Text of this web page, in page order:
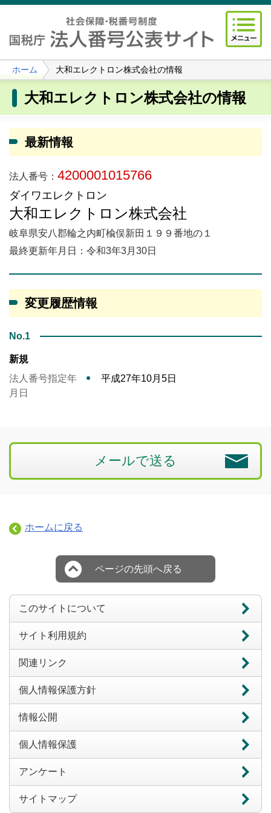
ホーム 大和エレクトロン株式会社の情報
大和エレクトロン株式会社の情報
最新情報
法人番号： 4200001015766
ダイワエレクトロン
大和エレクトロン株式会社
岐阜県安八郡輪之内町楡俣新田１９９番地の１
最終更新年月日：令和3年3月30日
変更履歴情報
No.1
新規
法人番号指定年
月日
平成27年10月5日
メールで送る
ホームに戻る
ページの先頭へ戻る
このサイトについて
サイト利用規約
関連リンク
個人情報保護方針
情報公開
個人情報保護
アンケート
サイトマップ